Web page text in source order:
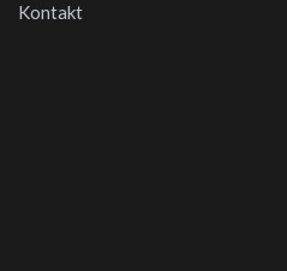
Kontakt